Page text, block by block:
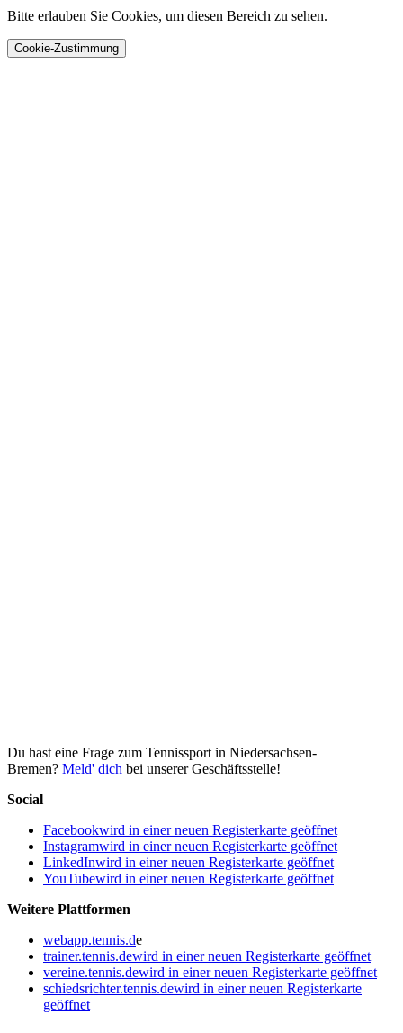
Bitte erlauben Sie Cookies, um diesen Bereich zu sehen.
Cookie-Zustimmung
Du hast eine Frage zum Tennissport in Niedersachsen-
Bremen? Meld' dich bei unserer Geschäftsstelle!
Social
Facebookwird in einer neuen Registerkarte geöffnet
Instagramwird in einer neuen Registerkarte geöffnet
LinkedInwird in einer neuen Registerkarte geöffnet
YouTubewird in einer neuen Registerkarte geöffnet
Weitere Plattformen
webapp.tennis.de
trainer.tennis.dewird in einer neuen Registerkarte geöffnet
vereine.tennis.dewird in einer neuen Registerkarte geöffnet
schiedsrichter.tennis.dewird in einer neuen Registerkarte
geöffnet